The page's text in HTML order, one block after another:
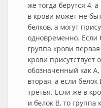
же тогда берутся 4,
в крови может не
белков, а могут
одновременно. Если
группа крови
крови присутствует
обозначенный как A,
вторая, а если белок
третья. Если же в
и белок B, то группа